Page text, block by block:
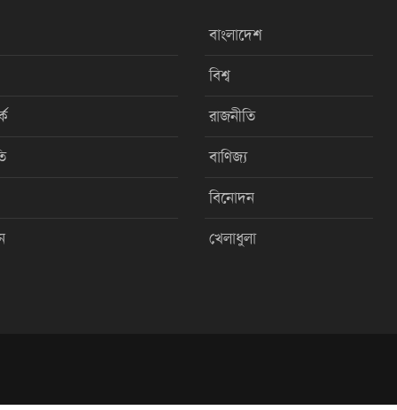
বাংলাদেশ
বিশ্ব
রাজনীতি
বাণিজ্য
বিনোদন
খেলাধুলা